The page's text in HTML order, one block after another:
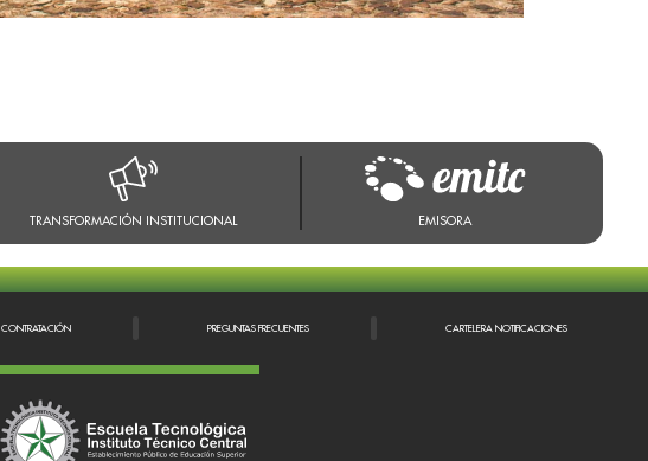
TRANSFORMACIÓN INSTITUCIONAL EMISORA
CONTRATACIÓN PREGUNTAS FRECUENTES CARTELERA NOTIFICACIONES